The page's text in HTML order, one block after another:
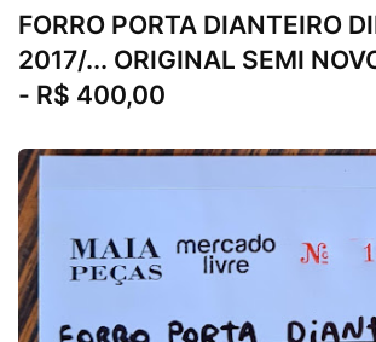
FORRO PORTA DIANTEIRO
2017/... ORIGINAL SEMI
- R$ 400,00